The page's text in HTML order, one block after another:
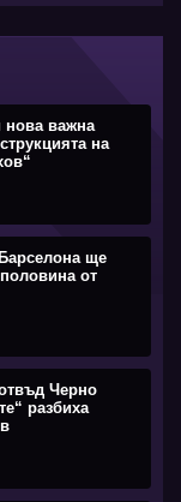
нова важна
на
ще
от
Черно
разбиха